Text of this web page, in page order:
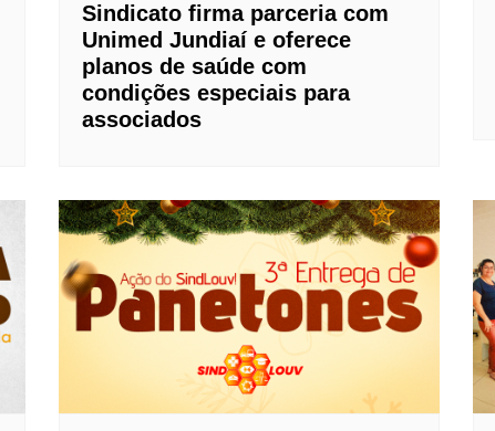
Sindicato firma parceria com
Unimed Jundiaí e oferece
planos de saúde com
condições especiais para
associados